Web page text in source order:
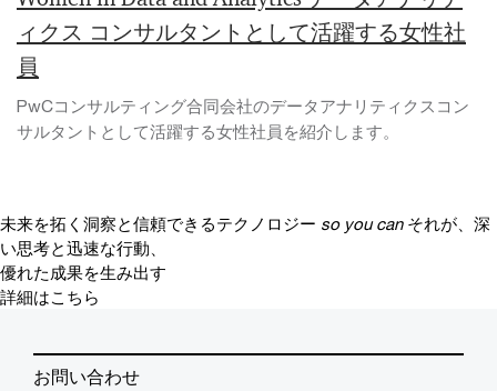
ィクス コンサルタントとして活躍する女性社
員
PwCコンサルティング合同会社のデータアナリティクスコン
サルタントとして活躍する女性社員を紹介します。
未来を拓く洞察と信頼できるテクノロジー so you can それが、深
い思考と迅速な行動、
優れた成果を生み出す
詳細はこちら
お問い合わせ